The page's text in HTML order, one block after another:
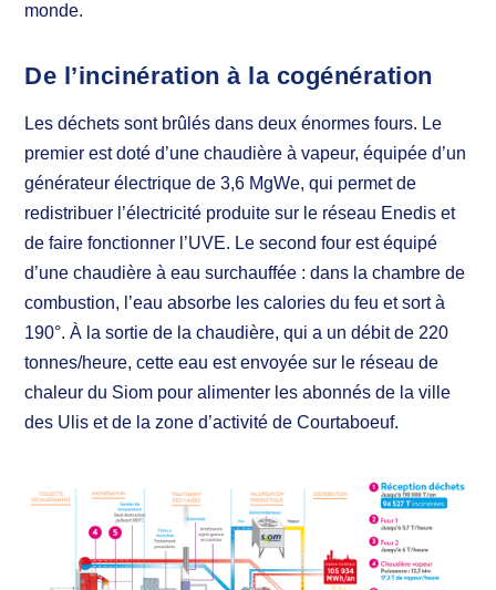
monde.
De l’incinération à la cogénération
Les déchets sont brûlés dans deux énormes fours. Le
premier est doté d’une chaudière à vapeur, équipée d’un
générateur électrique de 3,6 MgWe, qui permet de
redistribuer l’électricité produite sur le réseau Enedis et
de faire fonctionner l’UVE. Le second four est équipé
d’une chaudière à eau surchauffée : dans la chambre de
combustion, l’eau absorbe les calories du feu et sort à
190°. À la sortie de la chaudière, qui a un débit de 220
tonnes/heure, cette eau est envoyée sur le réseau de
chaleur du Siom pour alimenter les abonnés de la ville
des Ulis et de la zone d’activité de Courtaboeuf.